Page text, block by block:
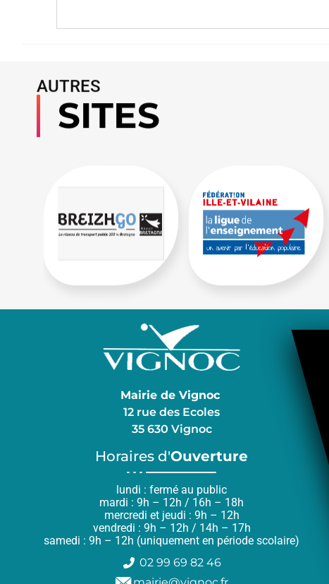
AUTRES
SITES
Mairie de Vignoc
12 rue des Ecoles
35 630 Vignoc
Horaires d'Ouverture
lundi : fermé au public
mardi : 9h – 12h / 16h – 18h
mercredi et jeudi : 9h – 12h
vendredi : 9h – 12h / 14h – 17h
samedi : 9h – 12h (uniquement en période scolaire)
02 99 69 82 46